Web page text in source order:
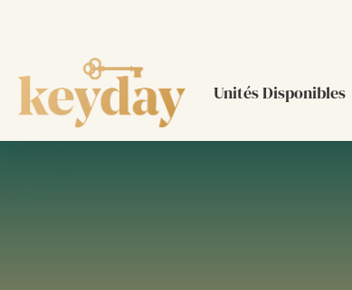
Unités Disponibles